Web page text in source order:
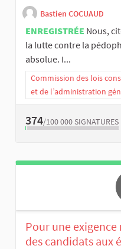
Bastien COCUAUD
ENREGISTRÉE Nous,
la lutte contre la
absolue. I...
Commission des lois
et de l’administration
374/100 000 SIGNATURES
Pour une
des candidats aux